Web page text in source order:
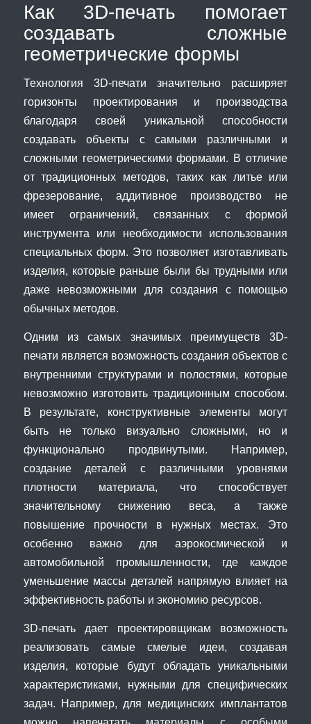
Как 3D-печать помогает
создавать сложные
геометрические формы
Технология 3D-печати значительно расширяет
горизонты проектирования и производства
благодаря своей уникальной способности
создавать объекты с самыми различными и
сложными геометрическими формами. В отличие
от традиционных методов, таких как литье или
фрезерование, аддитивное производство не
имеет ограничений, связанных с формой
инструмента или необходимости использования
специальных форм. Это позволяет изготавливать
изделия, которые раньше были бы трудными или
даже невозможными для создания с помощью
обычных методов.
Одним из самых значимых преимуществ 3D-
печати является возможность создания объектов с
внутренними структурами и полостями, которые
невозможно изготовить традиционным способом.
В результате, конструктивные элементы могут
быть не только визуально сложными, но и
функционально продвинутыми. Например,
создание деталей с различными уровнями
плотности материала, что способствует
значительному снижению веса, а также
повышение прочности в нужных местах. Это
особенно важно для аэрокосмической и
автомобильной промышленности, где каждое
уменьшение массы деталей напрямую влияет на
эффективность работы и экономию ресурсов.
3D-печать дает проектировщикам возможность
реализовать самые смелые идеи, создавая
изделия, которые будут обладать уникальными
характеристиками, нужными для специфических
задач. Например, для медицинских имплантатов